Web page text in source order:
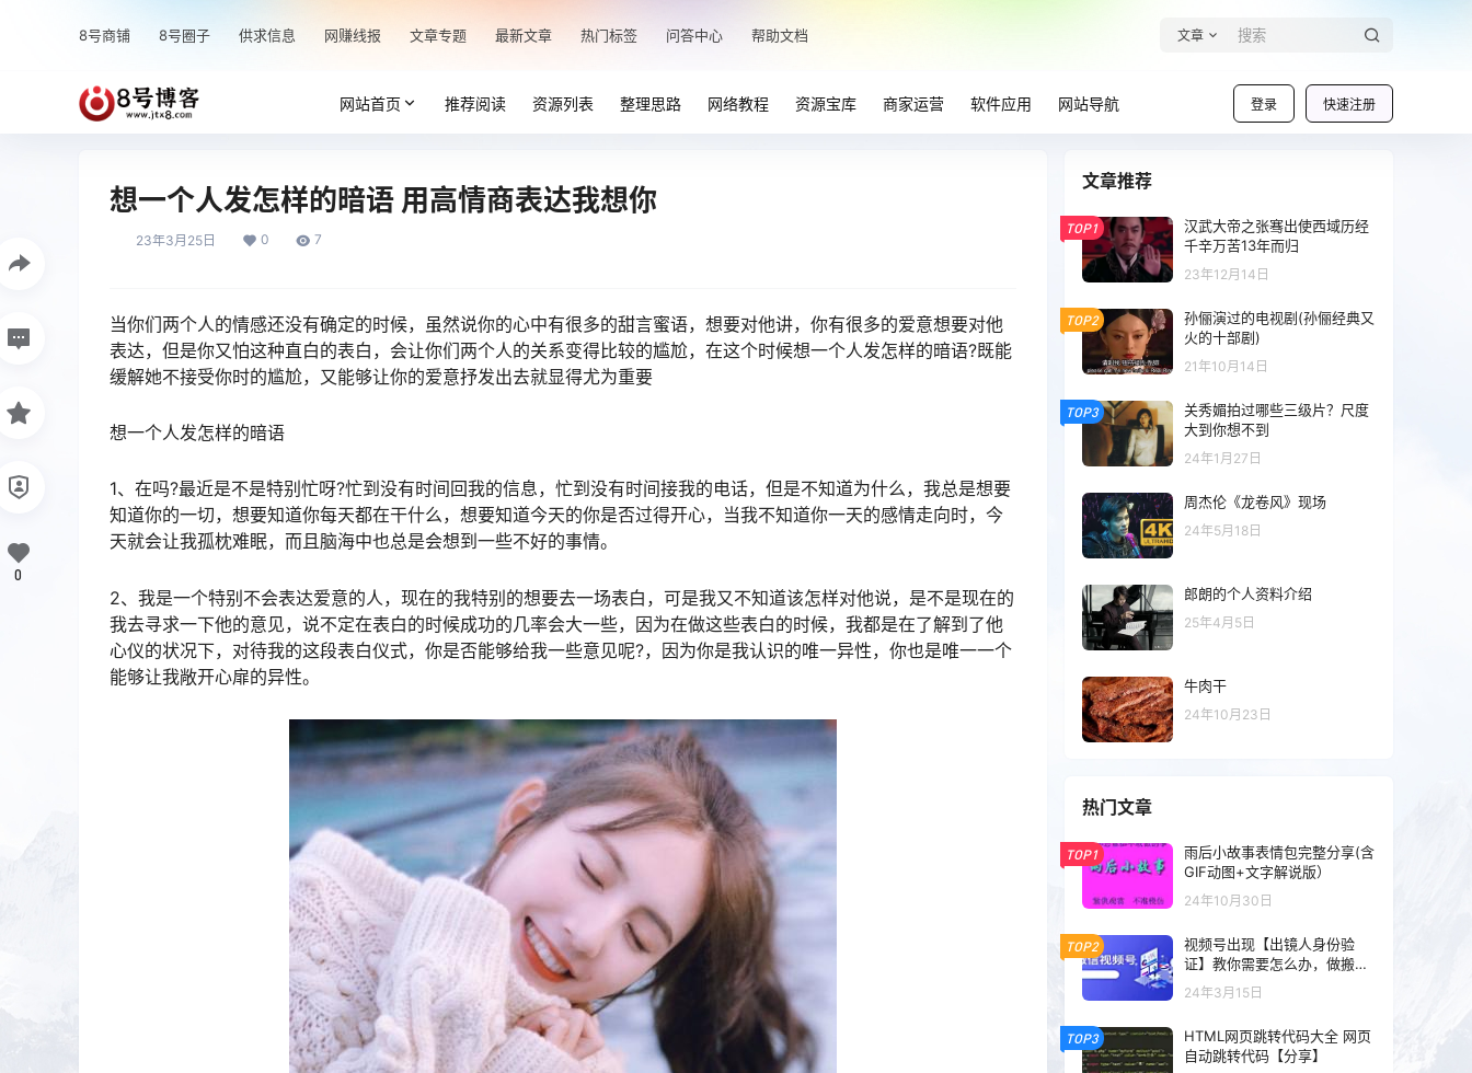
8号商铺 8号圈子 供求信息 网赚线报 文章专题 最新文章 热门标签 问答中心 帮助文档 文章
登录 快速注册
网站首页 推荐阅读 资源列表 整理思路 网络教程 资源宝库 商家运营 软件应用 网站导航
想一个人发怎样的暗语 用高情商表达我想你
23年3月25日 0 7
当你们两个人的情感还没有确定的时候，虽然说你的心中有很多的甜言蜜语，想要对他讲，你有很多的爱意想要对他
表达，但是你又怕这种直白的表白，会让你们两个人的关系变得比较的尴尬，在这个时候想一个人发怎样的暗语?既能
缓解她不接受你时的尴尬，又能够让你的爱意抒发出去就显得尤为重要
想一个人发怎样的暗语
1、在吗?最近是不是特别忙呀?忙到没有时间回我的信息，忙到没有时间接我的电话，但是不知道为什么，我总是想要
知道你的一切，想要知道你每天都在干什么，想要知道今天的你是否过得开心，当我不知道你一天的感情走向时，今
天就会让我孤枕难眠，而且脑海中也总是会想到一些不好的事情。
2、我是一个特别不会表达爱意的人，现在的我特别的想要去一场表白，可是我又不知道该怎样对他说，是不是现在的
我去寻求一下他的意见，说不定在表白的时候成功的几率会大一些，因为在做这些表白的时候，我都是在了解到了他
心仪的状况下，对待我的这段表白仪式，你是否能够给我一些意见呢?，因为你是我认识的唯一异性，你也是唯一一个
能够让我敞开心扉的异性。
0
文章推荐
TOP1
汉武大帝之张骞出使西域历经
千辛万苦13年而归
23年12月14日
TOP2
孙俪演过的电视剧(孙俪经典又
火的十部剧)
21年10月14日
TOP3
关秀媚拍过哪些三级片？尺度
大到你想不到
24年1月27日
周杰伦《龙卷风》现场
24年5月18日
郎朗的个人资料介绍
25年4月5日
牛肉干
24年10月23日
热门文章
TOP1
雨后小故事表情包完整分享(含
GIF动图+文字解说版）
24年10月30日
TOP2
视频号出现【出镜人身份验
证】教你需要怎么办，做搬运
以及混剪的可以看一下
24年3月15日
TOP3
HTML网页跳转代码大全 网页
自动跳转代码【分享】